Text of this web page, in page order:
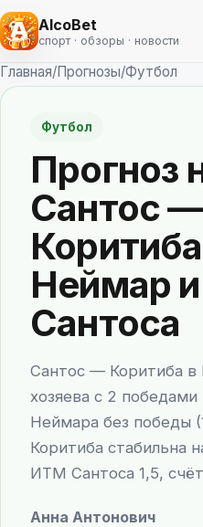
AlcoBet
спорт · обзоры · новости
Главная/Прогнозы/Футбол
Футбол
Прогноз
Сантос —
Неймар
Сантоса
Сантос — Коритиба в
хозяева с 2
Неймара без победы
Коритиба стабильна
ИТМ Сантоса 1,5, счёт
Анна Антонович